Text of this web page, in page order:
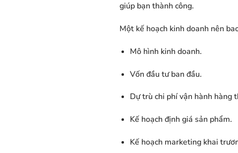
giúp bạn thành công.
Một kế hoạch kinh doanh nên
Mô hình kinh doanh.
Vốn đầu tư ban đầu.
Dự trù chi phí vận hành hàng
Kế hoạch định giá sản phẩm.
Kế hoạch marketing khai